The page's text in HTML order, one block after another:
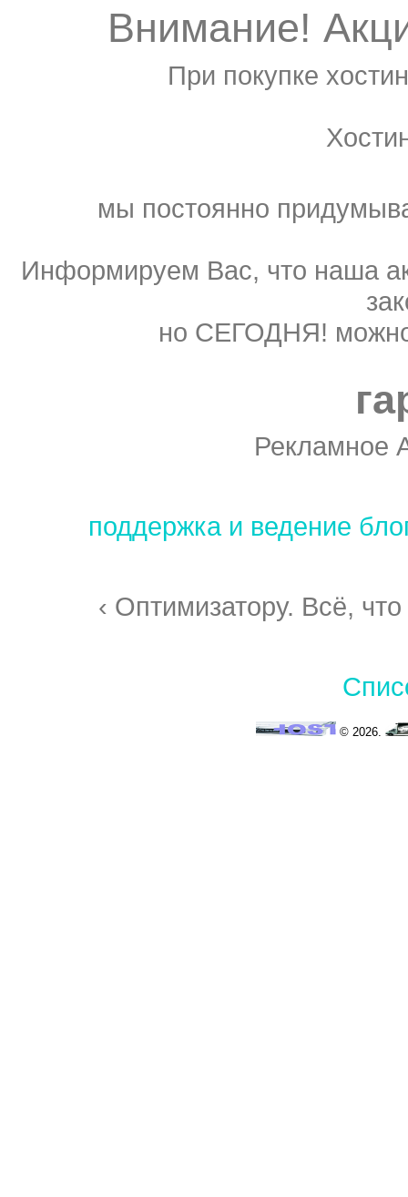
Внимание!
При покупке
мы постоянно
Информируем Вас, что наша
но СЕГОДНЯ!
Рекламное
поддержка и ведение
‹ Оптимизатору. Всё,
© 2026.